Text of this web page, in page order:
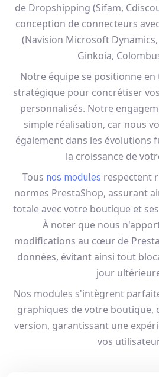
de Dropshipping (Sifam,
conception de connecteurs
(Navision Microsoft Dynamics,
Ginkoia,
Notre équipe se positionne
stratégique pour concrétiser
personnalisés. Notre
simple réalisation, car nous
également dans les évolutions
la croissance de
Tous nos modules respectent
normes PrestaShop, assurant
totale avec votre boutique et
À noter que nous
modifications au cœur de
données, évitant ainsi tout
jour
Nos modules s'intègrent
graphiques de votre boutique,
version, garantissant une
vos